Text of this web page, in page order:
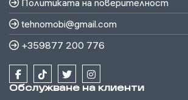
Политиката на поверителност
tehnomobi@gmail.com
+359877 200 776
Обслужване на клиенти